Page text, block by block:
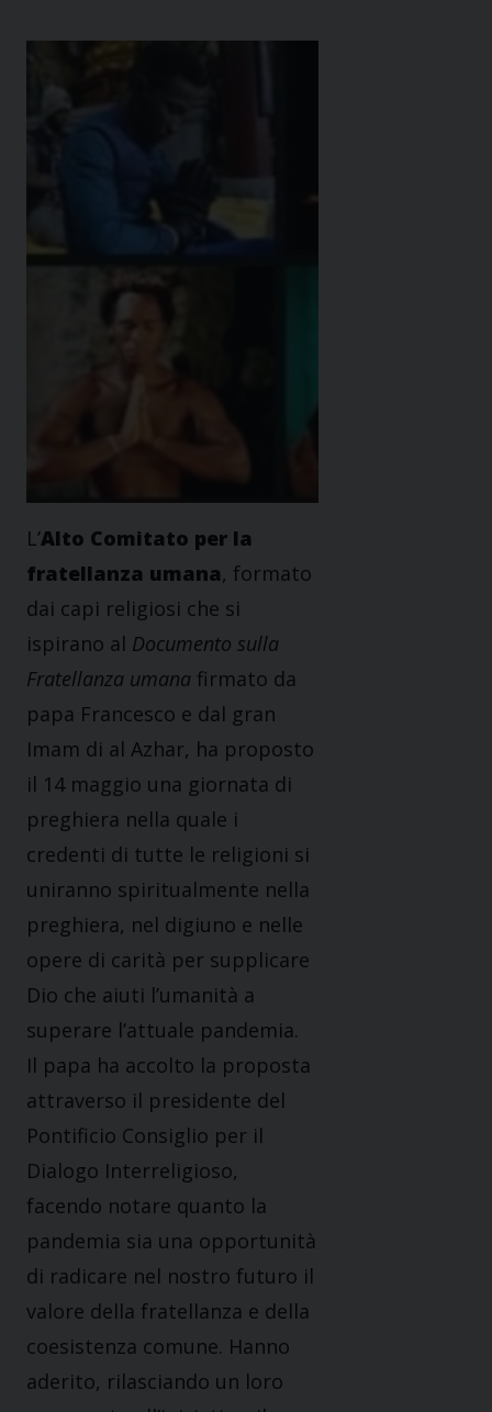
L’Alto Comitato per la
fratellanza umana, formato
dai capi religiosi che si
ispirano al Documento sulla
Fratellanza umana firmato da
papa Francesco e dal gran
Imam di al Azhar, ha proposto
il 14 maggio una giornata di
preghiera nella quale i
credenti di tutte le religioni si
uniranno spiritualmente nella
preghiera, nel digiuno e nelle
opere di carità per supplicare
Dio che aiuti l’umanità a
superare l’attuale pandemia.
Il papa ha accolto la proposta
attraverso il presidente del
Pontificio Consiglio per il
Dialogo Interreligioso,
facendo notare quanto la
pandemia sia una opportunità
di radicare nel nostro futuro il
valore della fratellanza e della
coesistenza comune. Hanno
aderito, rilasciando un loro